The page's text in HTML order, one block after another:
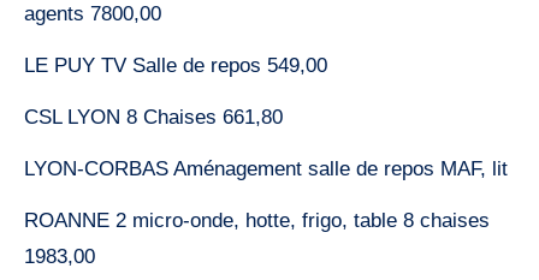
agents 7800,00
LE PUY TV Salle de repos 549,00
CSL LYON 8 Chaises 661,80
LYON-CORBAS Aménagement salle de repos MAF, lit
ROANNE 2 micro-onde, hotte, frigo, table 8 chaises
1983,00